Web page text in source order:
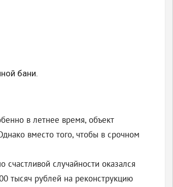
бани.
в летнее время, объект
вместо того, чтобы в срочном
случайности оказался
тысяч рублей на реконструкцию